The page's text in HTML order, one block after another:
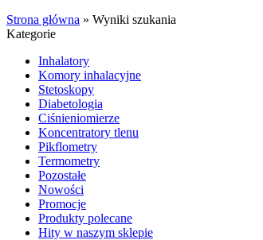
Strona główna » Wyniki szukania
Kategorie
Inhalatory
Komory inhalacyjne
Stetoskopy
Diabetologia
Ciśnieniomierze
Koncentratory tlenu
Pikflometry
Termometry
Pozostałe
Nowości
Promocje
Produkty polecane
Hity w naszym sklepie